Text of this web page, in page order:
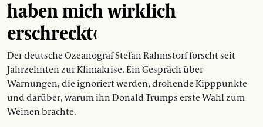
haben mich wirklich
erschreckt‹
Der deutsche Ozeanograf Stefan Rahmstorf forscht seit
Jahrzehnten zur Klimakrise. Ein Gespräch über
Warnungen, die ignoriert werden, drohende Kipppunkte
und darüber, warum ihn Donald Trumps erste Wahl zum
Weinen brachte.